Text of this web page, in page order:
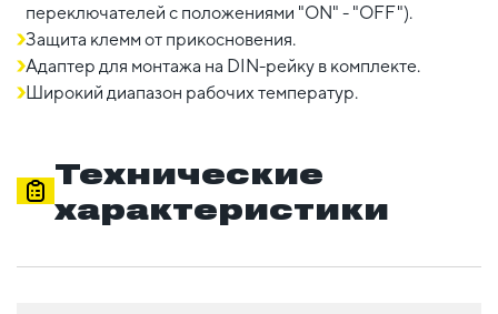
переключателей с положениями "ON" - "OFF").
Защита клемм от прикосновения.
Адаптер для монтажа на DIN-рейку в комплекте.
Широкий диапазон рабочих температур.
Технические
характеристики